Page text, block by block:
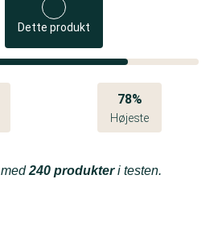
Dette produkt
78%
Højeste
240 produkteri testen.